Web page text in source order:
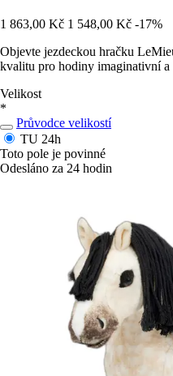
1 863,00 Kč 1 548,00 Kč -17%
Objevte jezdeckou hračku
kvalitu pro hodiny imaginativní
Velikost
*
Průvodce velikostí
TU 24h
Toto pole je povinné
Odesláno za 24 hodin